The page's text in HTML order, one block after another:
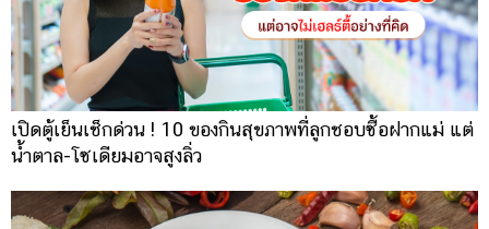
เปิดตู้เย็นเช็กด่วน ! 10 ของกินสุขภาพที่ลูกชอบซื้อฝากแม่ แต่
น้ำตาล-โซเดียมอาจสูงลิ่ว